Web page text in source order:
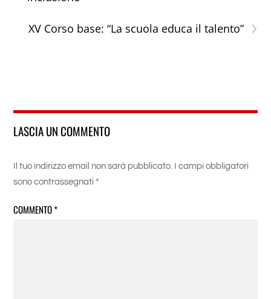
›
XV Corso base: “La scuola educa il talento”
LASCIA UN COMMENTO
Il tuo indirizzo email non sarà pubblicato.
I campi obbligatori
sono contrassegnati *
COMMENTO*